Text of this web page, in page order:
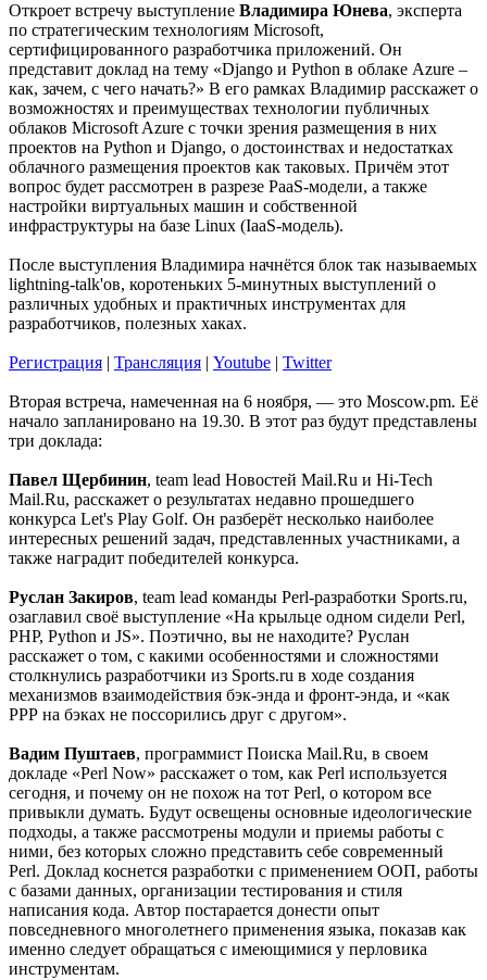
Откроет встречу выступление Владимира Юнева, эксперта
по стратегическим технологиям Microsoft,
сертифицированного разработчика приложений. Он
представит доклад на тему «Django и Python в облаке Azure –
как, зачем, с чего начать?» В его рамках Владимир расскажет о
возможностях и преимуществах технологии публичных
облаков Microsoft Azure с точки зрения размещения в них
проектов на Python и Django, о достоинствах и недостатках
облачного размещения проектов как таковых. Причём этот
вопрос будет рассмотрен в разрезе PaaS-модели, а также
настройки виртуальных машин и собственной
инфраструктуры на базе Linux (IaaS-модель).
После выступления Владимира начнётся блок так называемых
lightning-talk'ов, коротеньких 5-минутных выступлений о
различных удобных и практичных инструментах для
разработчиков, полезных хаках.
Регистрация | Трансляция | Youtube | Twitter
Вторая встреча, намеченная на 6 ноября, — это Moscow.pm. Её
начало запланировано на 19.30. В этот раз будут представлены
три доклада:
Павел Щербинин, team lead Новостей Mail.Ru и Hi-Tech
Mail.Ru, расскажет о результатах недавно прошедшего
конкурса Let's Play Golf. Он разберёт несколько наиболее
интересных решений задач, представленных участниками, а
также наградит победителей конкурса.
Руслан Закиров, team lead команды Perl-разработки Sports.ru,
озаглавил своё выступление «На крыльце одном сидели Perl,
PHP, Python и JS». Поэтично, вы не находите? Руслан
расскажет о том, с какими особенностями и сложностями
столкнулись разработчики из Sports.ru в ходе создания
механизмов взаимодействия бэк-энда и фронт-энда, и «как
РРР на бэках не поссорились друг с другом».
Вадим Пуштаев, программист Поиска Mail.Ru, в своем
докладе «Perl Now» расскажет о том, как Perl используется
сегодня, и почему он не похож на тот Perl, о котором все
привыкли думать. Будут освещены основные идеологические
подходы, а также рассмотрены модули и приемы работы с
ними, без которых сложно представить себе современный
Perl. Доклад коснется разработки с применением ООП, работы
с базами данных, организации тестирования и стиля
написания кода. Автор постарается донести опыт
повседневного многолетнего применения языка, показав как
именно следует обращаться с имеющимися у перловика
инструментам.